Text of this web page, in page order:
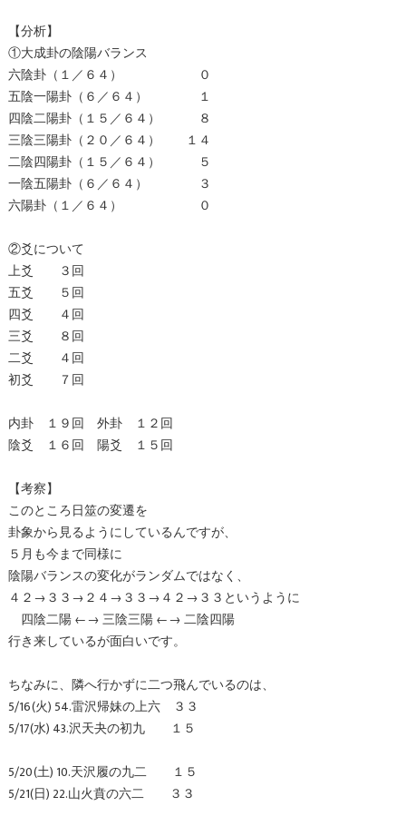
【分析】
①大成卦の陰陽バランス
六陰卦（１／６４） ０
五陰一陽卦（６／６４） １
四陰二陽卦（１５／６４） ８
三陰三陽卦（２０／６４） １４
二陰四陽卦（１５／６４） ５
一陰五陽卦（６／６４） ３
六陽卦（１／６４） ０
②爻について
上爻 ３回
五爻 ５回
四爻 ４回
三爻 ８回
二爻 ４回
初爻 ７回
内卦 １９回 外卦 １２回
陰爻 １６回 陽爻 １５回
【考察】
このところ日筮の変遷を
卦象から見るようにしているんですが、
５月も今まで同様に
陰陽バランスの変化がランダムではなく、
４２→３３→２４→３３→４２→３３というように
四陰二陽 ←→ 三陰三陽 ←→ 二陰四陽
行き来しているが面白いです。
ちなみに、隣へ行かずに二つ飛んでいるのは、
5/16(火) 54.雷沢帰妹の上六 ３３
5/17(水) 43.沢天夬の初九 １５
5/20(土) 10.天沢履の九二 １５
5/21(日) 22.山火賁の六二 ３３